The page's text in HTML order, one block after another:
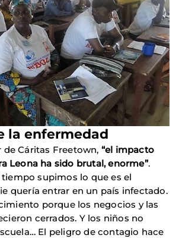
la enfermedad
Cáritas Freetown, “el impacto
Leona ha sido brutal, enorme”.
supimos lo que es el
quería entrar en un país infectado.
porque los negocios y las
cerrados. Y los niños no
El peligro de contagio hace